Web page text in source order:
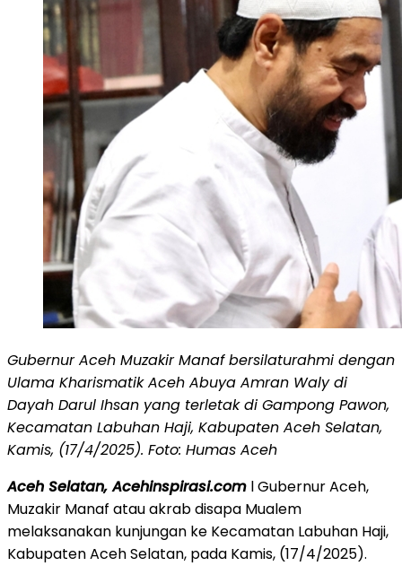
Gubernur Aceh Muzakir Manaf bersilaturahmi dengan
Ulama Kharismatik Aceh Abuya Amran Waly di
Dayah Darul Ihsan yang terletak di Gampong Pawon,
Kecamatan Labuhan Haji, Kabupaten Aceh Selatan,
Kamis, (17/4/2025). Foto: Humas Aceh
Aceh Selatan, Acehinspirasi.com l Gubernur Aceh,
Muzakir Manaf atau akrab disapa Mualem
melaksanakan kunjungan ke Kecamatan Labuhan Haji,
Kabupaten Aceh Selatan, pada Kamis, (17/4/2025).